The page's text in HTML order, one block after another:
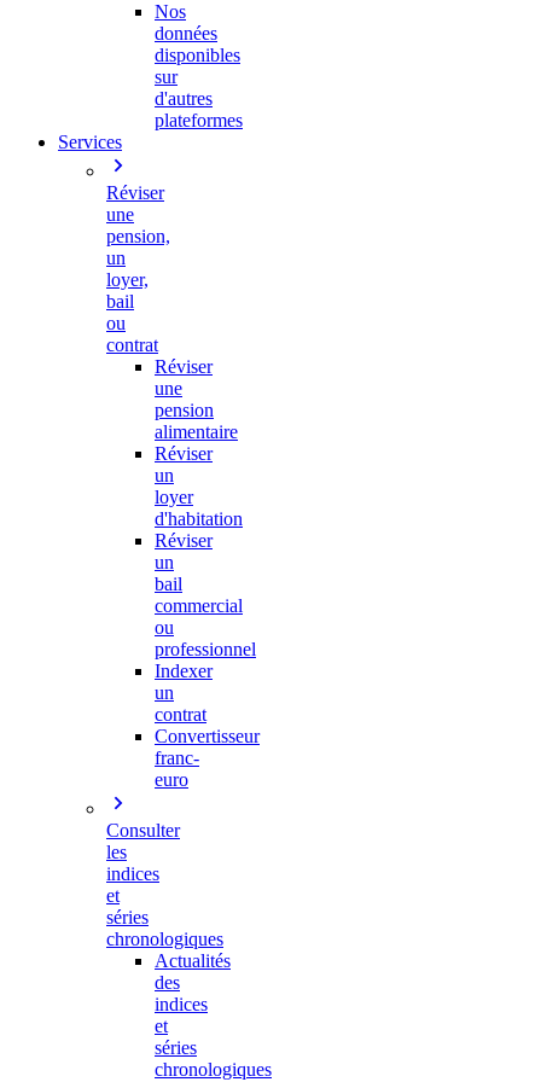
Nos
données
disponibles
sur
d'autres
plateformes
Services
Réviser
une
pension,
un
loyer,
bail
ou
contrat
Réviser
une
pension
alimentaire
Réviser
un
loyer
d'habitation
Réviser
un
bail
commercial
ou
professionnel
Indexer
un
contrat
Convertisseur
franc-
euro
Consulter
les
indices
et
séries
chronologiques
Actualités
des
indices
et
séries
chronologiques